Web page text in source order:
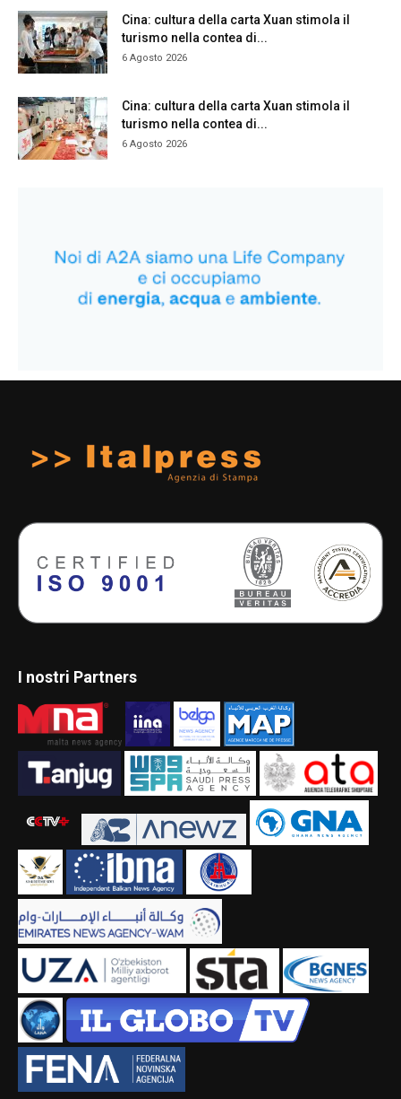
Cina: cultura della carta Xuan stimola il
turismo nella contea di...
6 Agosto 2026
Cina: cultura della carta Xuan stimola il
turismo nella contea di...
6 Agosto 2026
I nostri Partners